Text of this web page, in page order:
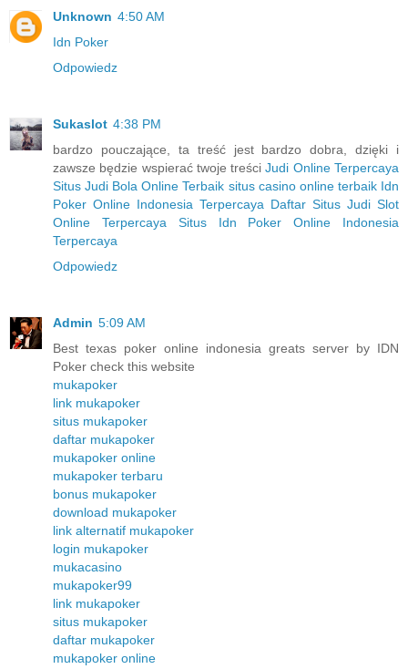
Unknown 4:50 AM
Idn Poker
Odpowiedz
Sukaslot 4:38 PM
bardzo pouczające, ta treść jest bardzo dobra, dzięki i
zawsze będzie wspierać twoje treściJudi Online Terpercaya
Situs Judi Bola Online Terbaik situs casino online terbaik Idn
Poker Online Indonesia Terpercaya Daftar Situs Judi Slot
Online Terpercaya
Situs Idn Poker Online Indonesia
Terpercaya
Odpowiedz
Admin 5:09 AM
Best texas poker online indonesia greats server by IDN
Poker check this website
mukapoker
link mukapoker
situs mukapoker
daftar mukapoker
mukapoker online
mukapoker terbaru
bonus mukapoker
download mukapoker
link alternatif mukapoker
login mukapoker
mukacasino
mukapoker99
link mukapoker
situs mukapoker
daftar mukapoker
mukapoker online